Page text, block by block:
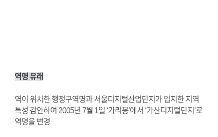
역명 유래
역이 위치한 행정구역명과 서울디지털산업단지가 입지한 지역
특성 감안하여 2005년 7월 1일 ‘가리봉’에서 ‘가산디지털단지’로
역명을 변경